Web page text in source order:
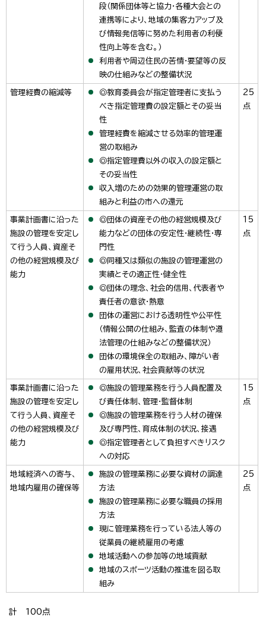
段（関係団体等と協力・各種大会との
連携等により、地域の集客力アップ及
び情報発信等に努めた利用者の利便
性向上等を含む。）
利用者や周辺住民の苦情・要望等の反
映の仕組みなどの整備状況
管理経費の縮減等
◎教育委員会が指定管理者に支払う
べき指定管理費の設定額とその妥当
性
管理経費を縮減させる効率的管理運
営の取組み
◎指定管理費以外の収入の設定額と
その妥当性
収入増のための効果的管理運営の取
組みと利益の市への還元
25
点
事業計画書に沿った
施設の管理を安定し
て行う人員、資産そ
の他の経営規模及び
能力
◎団体の資産その他の経営規模及び
能力などの団体の安定性・継続性・専
門性
◎同種又は類似の施設の管理運営の
実績とその適正性・健全性
◎団体の理念、社会的信用、代表者や
責任者の意欲・熱意
団体の運営における透明性や公平性
（情報公開の仕組み、監査の体制や遵
法管理の仕組みなどの整備状況）
団体の環境保全の取組み、障がい者
の雇用状況、社会貢献等の状況
15
点
事業計画書に沿った
施設の管理を安定し
て行う人員、資産そ
の他の経営規模及び
能力
◎施設の管理業務を行う人員配置及
び責任体制、管理・監督体制
◎施設の管理業務を行う人材の確保
及び専門性、育成体制の状況、接遇
◎指定管理者として負担すべきリスク
への対応
15
点
地域経済への寄与、
地域内雇用の確保等
施設の管理業務に必要な資材の調達
方法
施設の管理業務に必要な職員の採用
方法
現に管理業務を行っている法人等の
従業員の継続雇用の考慮
地域活動への参加等の地域貢献
地域のスポーツ活動の推進を図る取
組み
25
点
計 100点